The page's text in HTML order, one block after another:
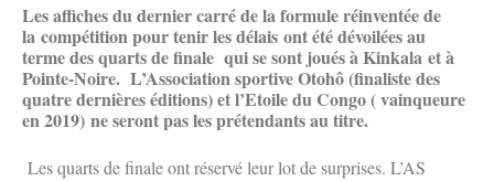
Les affiches du dernier carré de la formule réinventée de
la compétition pour tenir les délais ont été dévoilées au
terme des quarts de finale qui se sont joués à Kinkala et à
Pointe-Noire. L’Association sportive Otohô (finaliste des
quatre dernières éditions) et l’Etoile du Congo ( vainqueure
en 2019) ne seront pas les prétendants au titre.
Les quarts de finale ont réservé leur lot de surprises. L’AS